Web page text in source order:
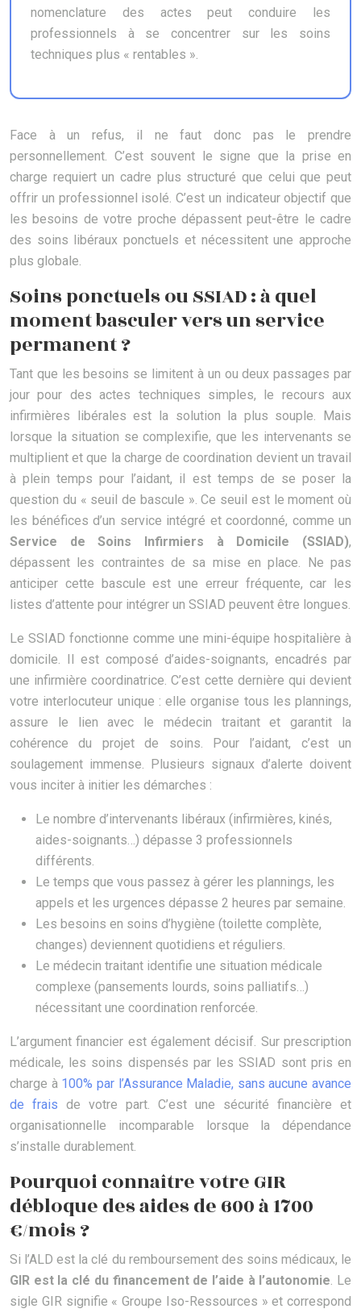
nomenclature des actes peut conduire les
professionnels à se concentrer sur les soins
techniques plus « rentables ».
Face à un refus, il ne faut donc pas le prendre
personnellement. C’est souvent le signe que la prise en
charge requiert un cadre plus structuré que celui que peut
offrir un professionnel isolé. C’est un indicateur objectif que
les besoins de votre proche dépassent peut-être le cadre
des soins libéraux ponctuels et nécessitent une approche
plus globale.
Soins ponctuels ou SSIAD : à quel
moment basculer vers un service
permanent ?
Tant que les besoins se limitent à un ou deux passages par
jour pour des actes techniques simples, le recours aux
infirmières libérales est la solution la plus souple. Mais
lorsque la situation se complexifie, que les intervenants se
multiplient et que la charge de coordination devient un travail
à plein temps pour l’aidant, il est temps de se poser la
question du « seuil de bascule ». Ce seuil est le moment où
les bénéfices d’un service intégré et coordonné, comme un
Service de Soins Infirmiers à Domicile (SSIAD),
dépassent les contraintes de sa mise en place. Ne pas
anticiper cette bascule est une erreur fréquente, car les
listes d’attente pour intégrer un SSIAD peuvent être longues.
Le SSIAD fonctionne comme une mini-équipe hospitalière à
domicile. Il est composé d’aides-soignants, encadrés par
une infirmière coordinatrice. C’est cette dernière qui devient
votre interlocuteur unique : elle organise tous les plannings,
assure le lien avec le médecin traitant et garantit la
cohérence du projet de soins. Pour l’aidant, c’est un
soulagement immense. Plusieurs signaux d’alerte doivent
vous inciter à initier les démarches :
Le nombre d’intervenants libéraux (infirmières, kinés,
aides-soignants…) dépasse 3 professionnels
différents.
Le temps que vous passez à gérer les plannings, les
appels et les urgences dépasse 2 heures par semaine.
Les besoins en soins d’hygiène (toilette complète,
changes) deviennent quotidiens et réguliers.
Le médecin traitant identifie une situation médicale
complexe (pansements lourds, soins palliatifs…)
nécessitant une coordination renforcée.
L’argument financier est également décisif. Sur prescription
médicale, les soins dispensés par les SSIAD sont pris en
charge à 100% par l’Assurance Maladie, sans aucune avance
de frais de votre part. C’est une sécurité financière et
organisationnelle incomparable lorsque la dépendance
s’installe durablement.
Pourquoi connaître votre GIR
débloque des aides de 600 à 1700
€/mois ?
Si l’ALD est la clé du remboursement des soins médicaux, le
GIR est la clé du financement de l’aide à l’autonomie. Le
sigle GIR signifie « Groupe Iso-Ressources » et correspond